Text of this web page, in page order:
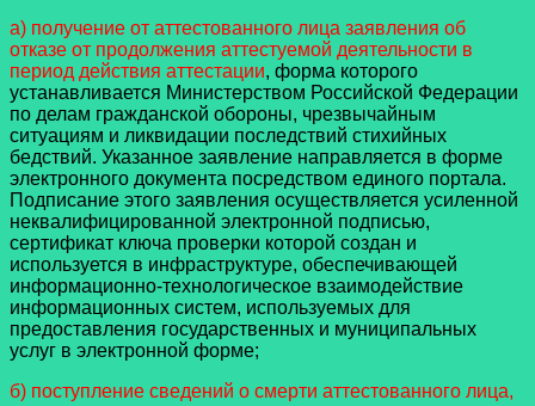
а) получение от аттестованного лица заявления об
отказе от продолжения аттестуемой деятельности в
период действия аттестации, форма которого
устанавливается Министерством Российской Федерации
по делам гражданской обороны, чрезвычайным
ситуациям и ликвидации последствий стихийных
бедствий. Указанное заявление направляется в форме
электронного документа посредством единого портала.
Подписание этого заявления осуществляется усиленной
неквалифицированной электронной подписью,
сертификат ключа проверки которой создан и
используется в инфраструктуре, обеспечивающей
информационно-технологическое взаимодействие
информационных систем, используемых для
предоставления государственных и муниципальных
услуг в электронной форме;
б) поступление сведений о смерти аттестованного лица,